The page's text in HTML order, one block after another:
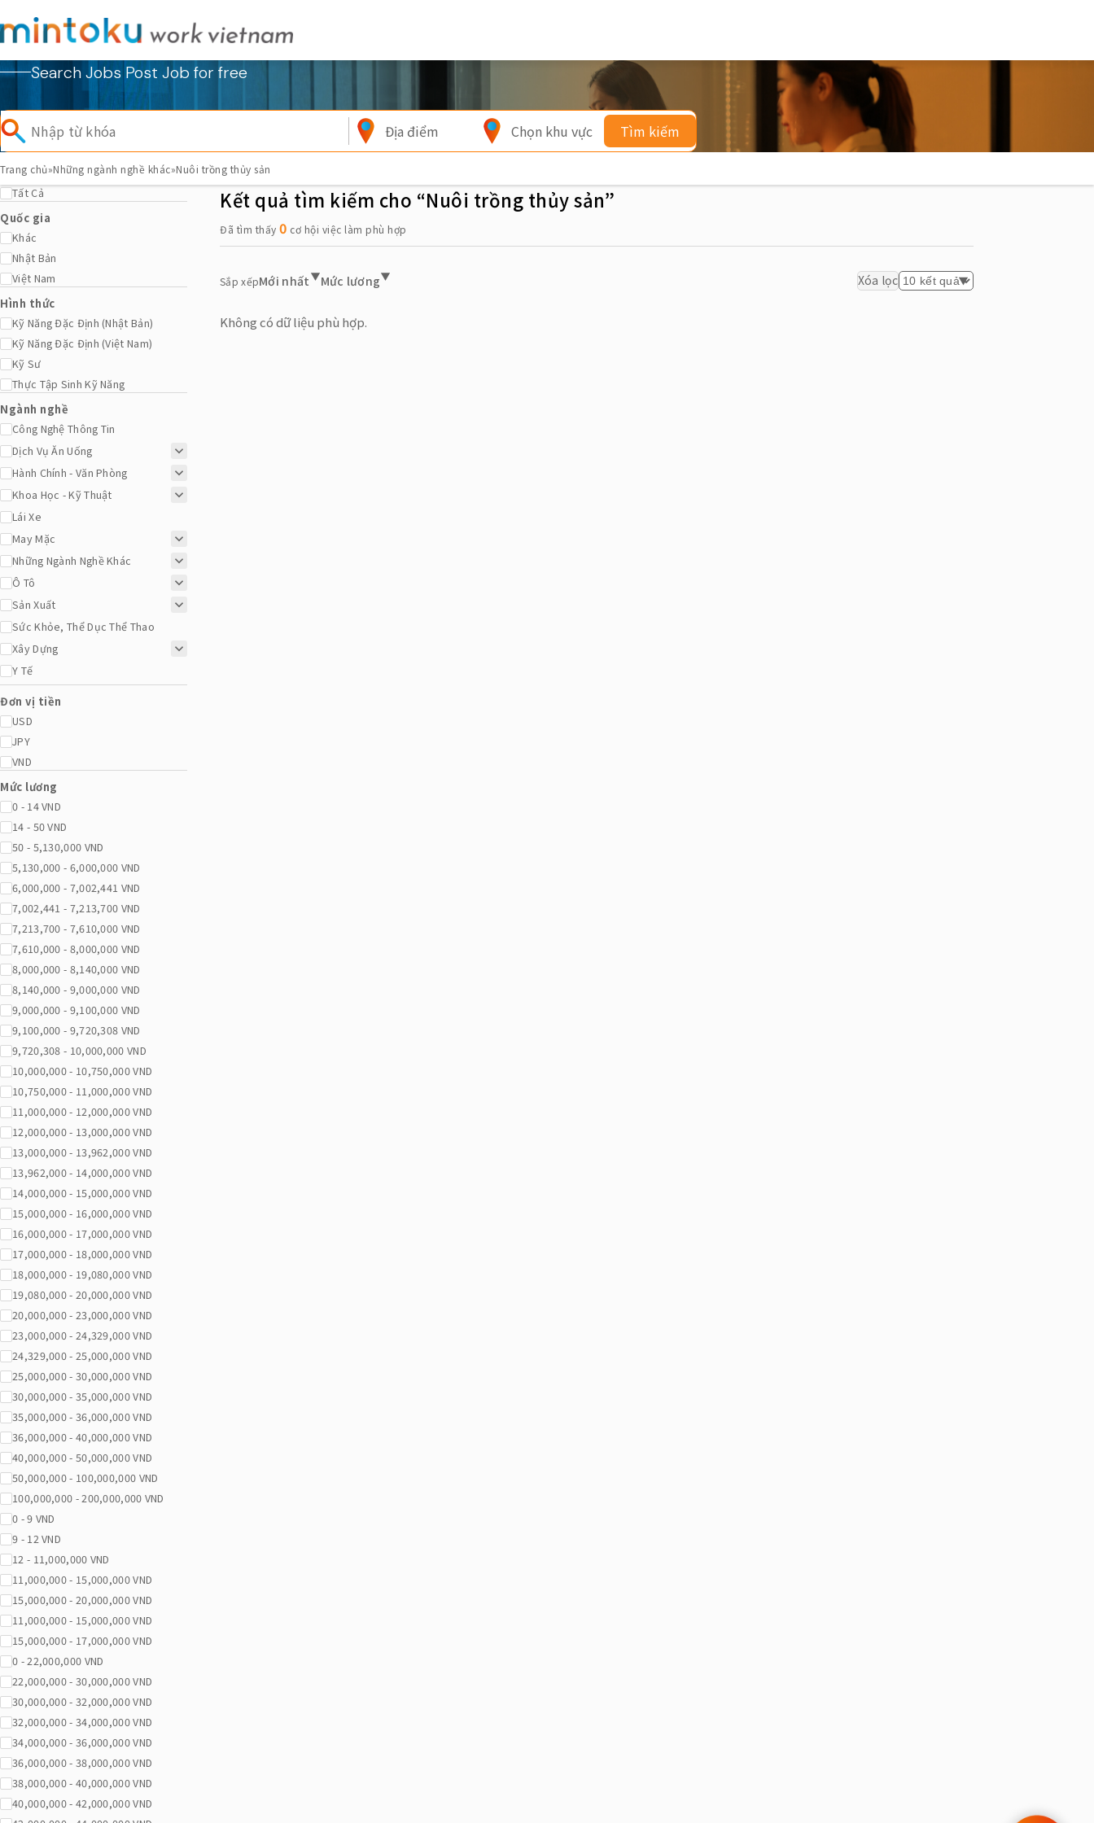
Search Jobs Post Job for free
Địa điểm Chọn khu vực Tìm kiếm
Trang chủ»Những ngành nghề khác»Nuôi trồng thủy sản
Tất Cả
Quốc gia
Khác
Nhật Bản
Việt Nam
Hình thức
Kỹ Năng Đặc Định (Nhật Bản)
Kỹ Năng Đặc Định (Việt Nam)
Kỹ Sư
Thực Tập Sinh Kỹ Năng
Ngành nghề
Công Nghệ Thông Tin
Dịch Vụ Ăn Uống
Hành Chính - Văn Phòng
Khoa Học - Kỹ Thuật
Lái Xe
May Mặc
Những Ngành Nghề Khác
Ô Tô
Sản Xuất
Sức Khỏe, Thể Dục Thể Thao
Xây Dựng
Y Tế
Đơn vị tiền
USD
JPY
VND
Mức lương
0 - 14 VND
14 - 50 VND
50 - 5,130,000 VND
5,130,000 - 6,000,000 VND
6,000,000 - 7,002,441 VND
7,002,441 - 7,213,700 VND
7,213,700 - 7,610,000 VND
7,610,000 - 8,000,000 VND
8,000,000 - 8,140,000 VND
8,140,000 - 9,000,000 VND
9,000,000 - 9,100,000 VND
9,100,000 - 9,720,308 VND
9,720,308 - 10,000,000 VND
10,000,000 - 10,750,000 VND
10,750,000 - 11,000,000 VND
11,000,000 - 12,000,000 VND
12,000,000 - 13,000,000 VND
13,000,000 - 13,962,000 VND
13,962,000 - 14,000,000 VND
14,000,000 - 15,000,000 VND
15,000,000 - 16,000,000 VND
16,000,000 - 17,000,000 VND
17,000,000 - 18,000,000 VND
18,000,000 - 19,080,000 VND
19,080,000 - 20,000,000 VND
20,000,000 - 23,000,000 VND
23,000,000 - 24,329,000 VND
24,329,000 - 25,000,000 VND
25,000,000 - 30,000,000 VND
30,000,000 - 35,000,000 VND
35,000,000 - 36,000,000 VND
36,000,000 - 40,000,000 VND
40,000,000 - 50,000,000 VND
50,000,000 - 100,000,000 VND
100,000,000 - 200,000,000 VND
0 - 9 VND
9 - 12 VND
12 - 11,000,000 VND
11,000,000 - 15,000,000 VND
15,000,000 - 20,000,000 VND
11,000,000 - 15,000,000 VND
15,000,000 - 17,000,000 VND
0 - 22,000,000 VND
22,000,000 - 30,000,000 VND
30,000,000 - 32,000,000 VND
32,000,000 - 34,000,000 VND
34,000,000 - 36,000,000 VND
36,000,000 - 38,000,000 VND
38,000,000 - 40,000,000 VND
40,000,000 - 42,000,000 VND
Kết quả tìm kiếm cho “Nuôi trồng thủy sản”
Đã tìm thấy 0 cơ hội việc làm phù hợp
Sắp xếpMới nhất Mức lương Xóa lọc
Không có dữ liệu phù hợp.